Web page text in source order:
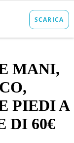
MANI,
PIEDI A
DI 60€